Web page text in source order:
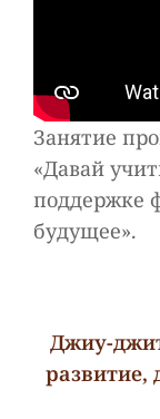
Занятие
«Давай
поддержке
будущее».
ПО
ЗАПИСЯМ
Джиу-
развитие,